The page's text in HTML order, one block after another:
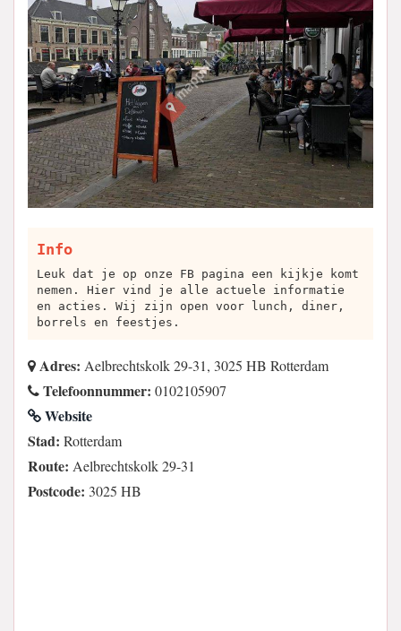
Info
Leuk dat je op onze FB pagina een kijkje komt
nemen. Hier vind je alle actuele informatie
en acties. Wij zijn open voor lunch, diner,
borrels en feestjes.
Adres: Aelbrechtskolk 29-31, 3025 HB Rotterdam
Telefoonnummer: 0102105907
Website
Stad: Rotterdam
Route: Aelbrechtskolk 29-31
Postcode: 3025 HB